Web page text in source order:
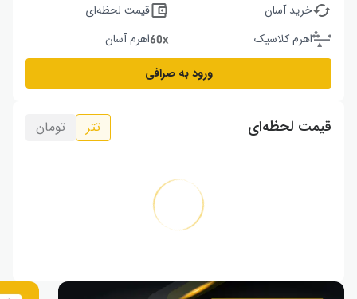
خرید آسان
قیمت لحظه‌ای
اهرم کلاسیک
اهرم آسان
ورود به صرافی
قیمت لحظه‌ای تتر تومان